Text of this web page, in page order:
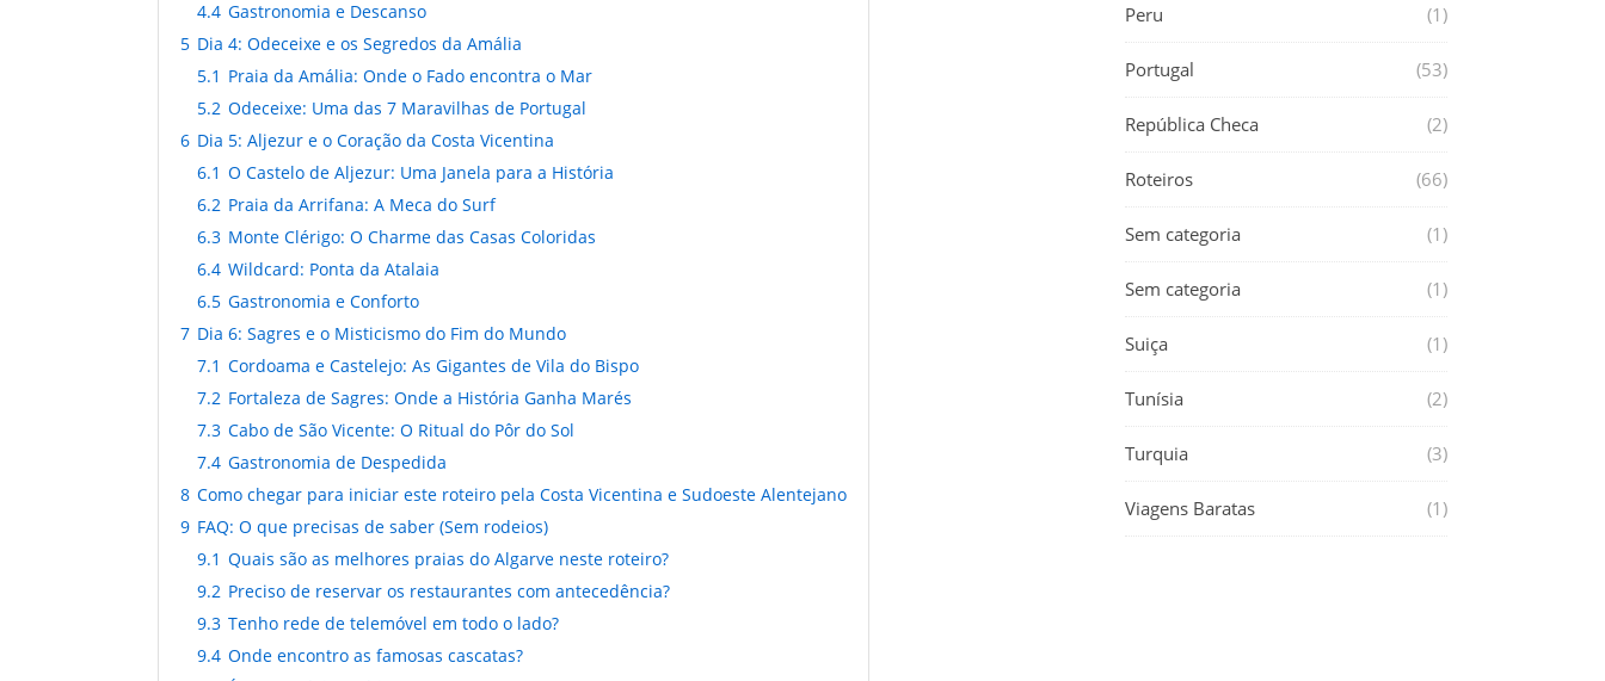
4.4 Gastronomia e Descanso
5 Dia 4: Odeceixe e os Segredos da Amália
5.1 Praia da Amália: Onde o Fado encontra o Mar
5.2 Odeceixe: Uma das 7 Maravilhas de Portugal
6 Dia 5: Aljezur e o Coração da Costa Vicentina
6.1 O Castelo de Aljezur: Uma Janela para a História
6.2 Praia da Arrifana: A Meca do Surf
6.3 Monte Clérigo: O Charme das Casas Coloridas
6.4 Wildcard: Ponta da Atalaia
6.5 Gastronomia e Conforto
7 Dia 6: Sagres e o Misticismo do Fim do Mundo
7.1 Cordoama e Castelejo: As Gigantes de Vila do Bispo
7.2 Fortaleza de Sagres: Onde a História Ganha Marés
7.3 Cabo de São Vicente: O Ritual do Pôr do Sol
7.4 Gastronomia de Despedida
8 Como chegar para iniciar este roteiro pela Costa Vicentina e Sudoeste Alentejano
9 FAQ: O que precisas de saber (Sem rodeios)
9.1 Quais são as melhores praias do Algarve neste roteiro?
9.2 Preciso de reservar os restaurantes com antecedência?
9.3 Tenho rede de telemóvel em todo o lado?
9.4 Onde encontro as famosas cascatas?
Peru (1)
Portugal (53)
República Checa (2)
Roteiros (66)
Sem categoria (1)
Sem categoria (1)
Suiça (1)
Tunísia (2)
Turquia (3)
Viagens Baratas (1)